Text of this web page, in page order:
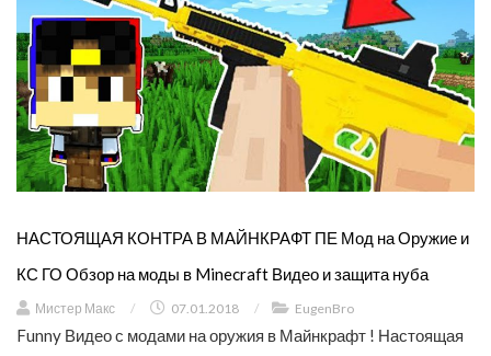
НАСТОЯЩАЯ КОНТРА В МАЙНКРАФТ ПЕ Мод на Оружие и
КС ГО Обзор на моды в Minecraft Видео и защита нуба
Мистер Макс / 07.01.2018 / EugenBro
Funny Видео с модами на оружия в Майнкрафт ! Настоящая